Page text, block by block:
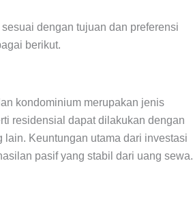
dengan tujuan dan preferensi
berikut.
kondominium merupakan jenis
residensial dapat dilakukan dengan
Keuntungan utama dari investasi
pasif yang stabil dari uang sewa.